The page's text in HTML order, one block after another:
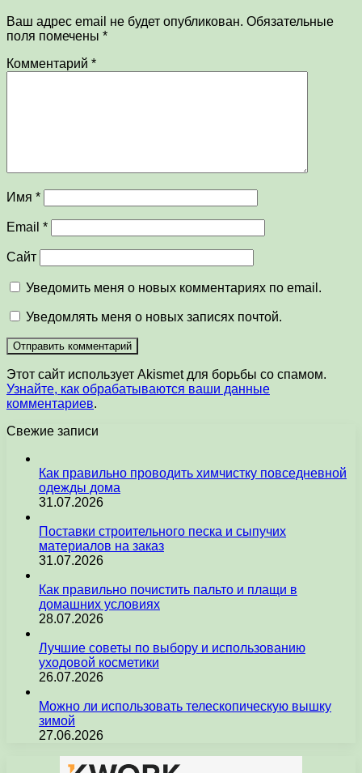
Ваш адрес email не будет опубликован. Обязательные
поля помечены *
Комментарий *
Имя *
Email *
Сайт
Уведомить меня о новых комментариях по email.
Уведомлять меня о новых записях почтой.
Этот сайт использует Akismet для борьбы со спамом.
Узнайте, как обрабатываются ваши данные
комментариев.
Свежие записи
Как правильно проводить химчистку повседневной
одежды дома
31.07.2026
Поставки строительного песка и сыпучих
материалов на заказ
31.07.2026
Как правильно почистить пальто и плащи в
домашних условиях
28.07.2026
Лучшие советы по выбору и использованию
уходовой косметики
26.07.2026
Можно ли использовать телескопическую вышку
зимой
27.06.2026